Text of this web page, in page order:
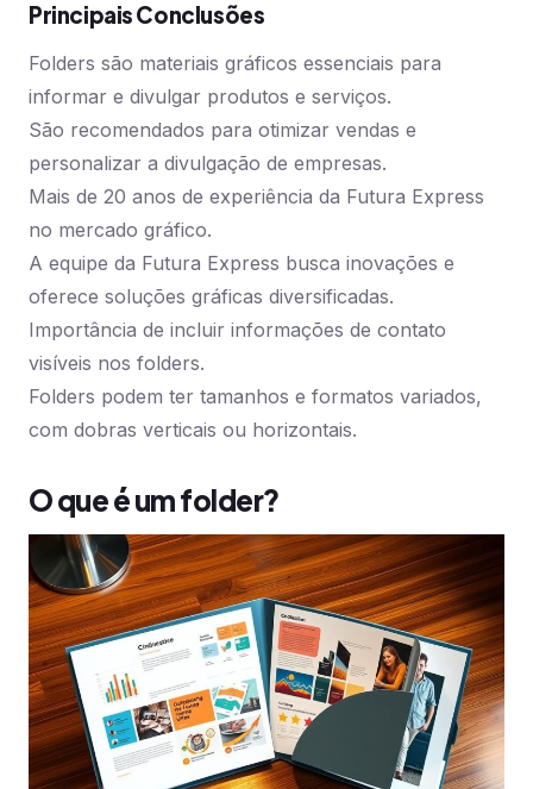
Principais Conclusões
Folders são materiais gráficos essenciais para
informar e divulgar produtos e serviços.
São recomendados para otimizar vendas e
personalizar a divulgação de empresas.
Mais de 20 anos de experiência da Futura Express
no mercado gráfico.
A equipe da Futura Express busca inovações e
oferece soluções gráficas diversificadas.
Importância de incluir informações de contato
visíveis nos folders.
Folders podem ter tamanhos e formatos variados,
com dobras verticais ou horizontais.
O que é um folder?